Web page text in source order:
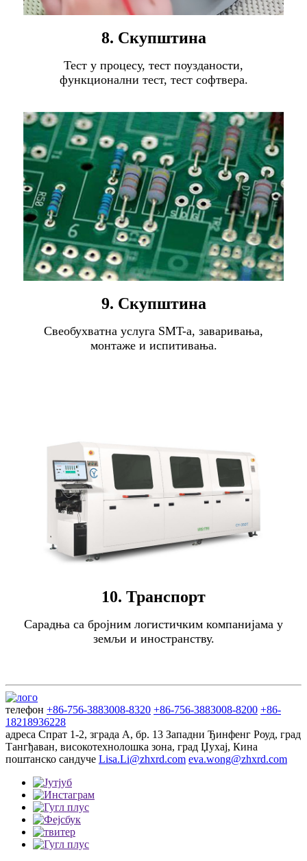
8. Скупштина
Тест у процесу, тест поузданости,
функционални тест, тест софтвера.
9. Скупштина
Свеобухватна услуга SMT-а, заваривања,
монтаже и испитивања.
10. Транспорт
Сарадња са бројним логистичким компанијама у
земљи и иностранству.
телефон +86-756-3883008-8320 +86-756-3883008-8200 +86-
18218936228
адреса Спрат 1-2, зграда А, бр. 13 Западни Ђинфенг Роуд, град
Тангђаван, високотехнолошка зона, град Џухај, Кина
поштанско сандуче Lisa.Li@zhxrd.com eva.wong@zhxrd.com